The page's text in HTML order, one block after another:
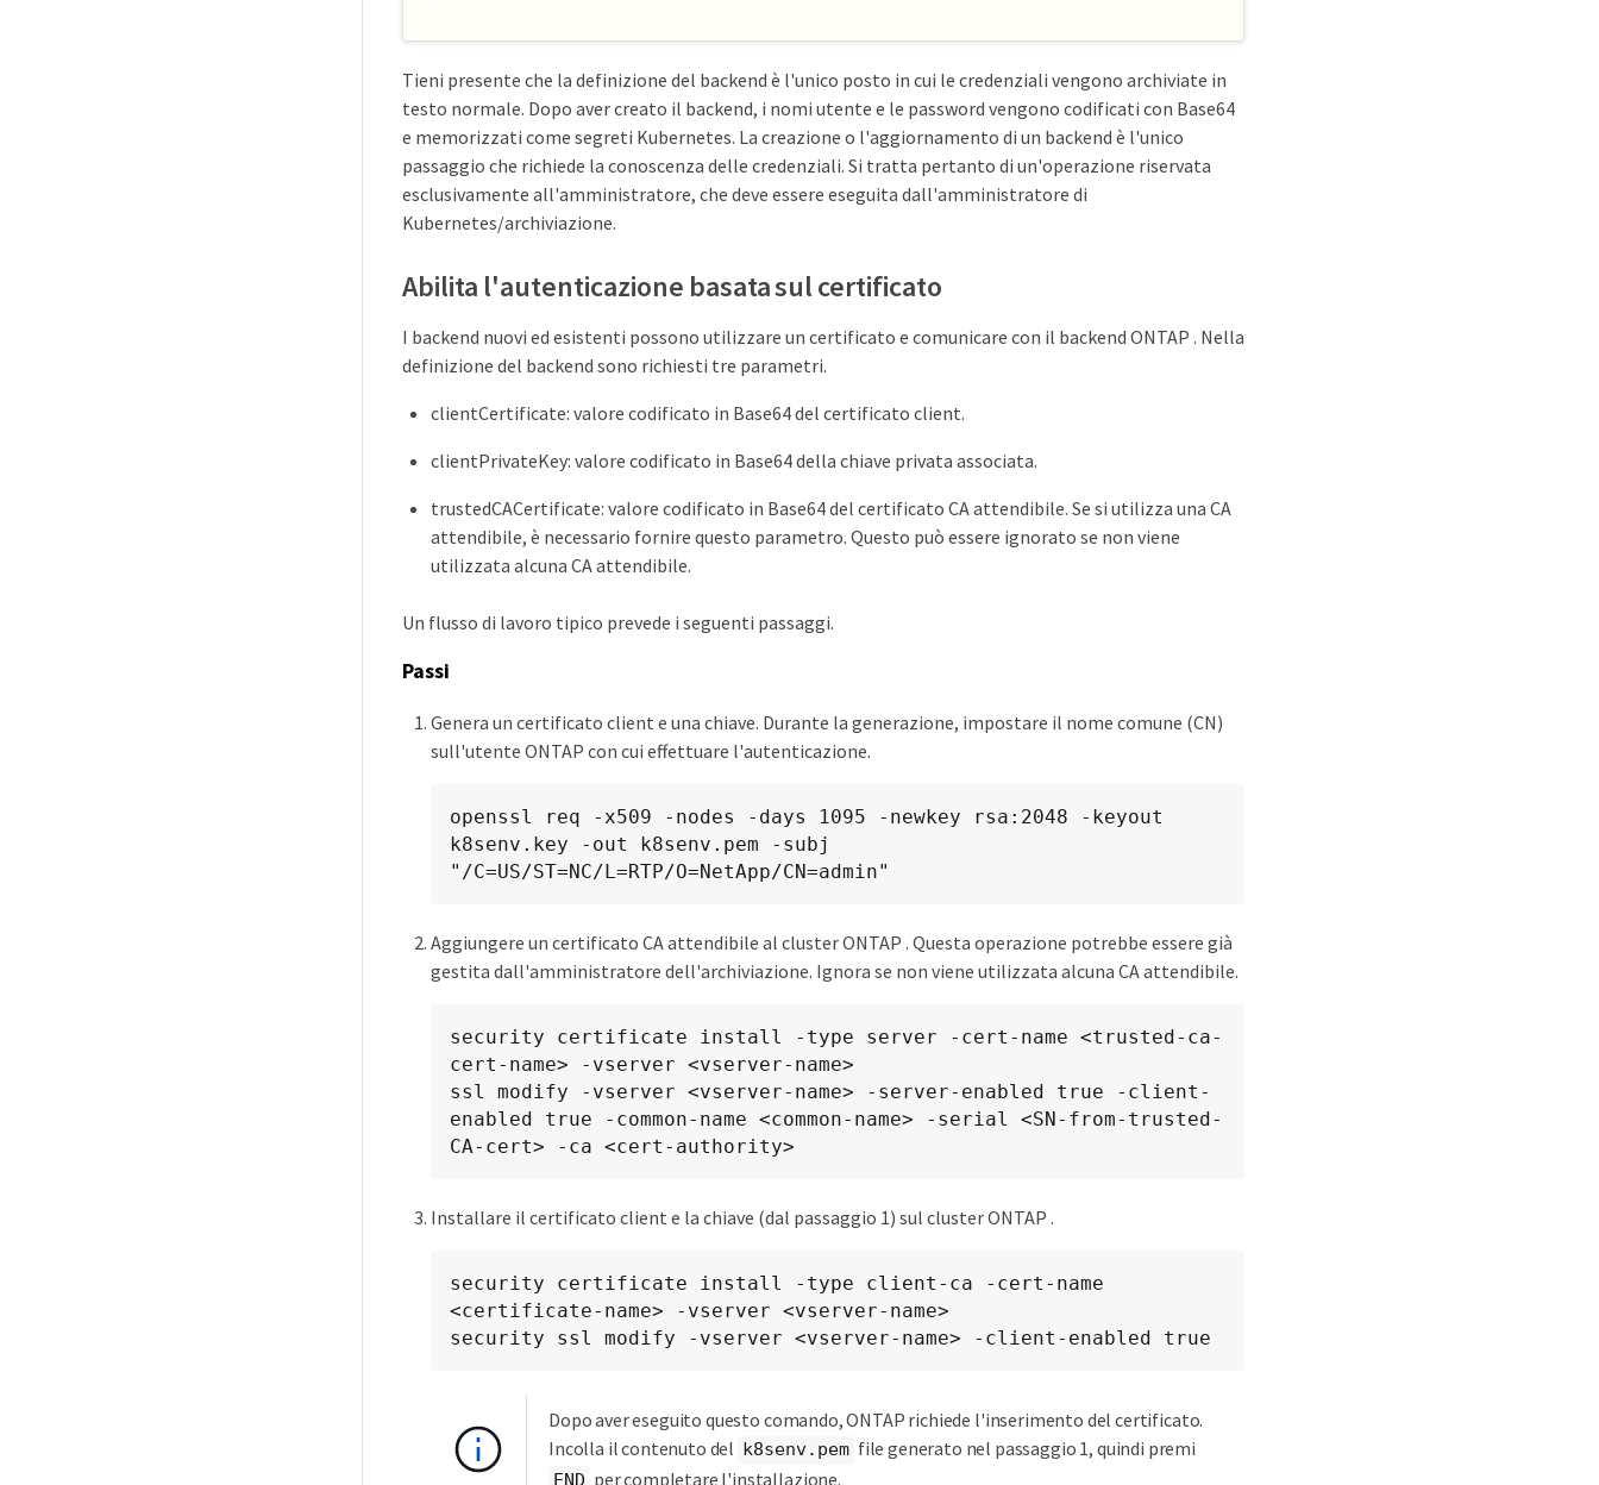
Tieni presente che la definizione del backend è l'unico posto in cui le credenziali vengono archiviate in
testo normale. Dopo aver creato il backend, i nomi utente e le password vengono codificati con Base64
e memorizzati come segreti Kubernetes. La creazione o l'aggiornamento di un backend è l'unico
passaggio che richiede la conoscenza delle credenziali. Si tratta pertanto di un'operazione riservata
esclusivamente all'amministratore, che deve essere eseguita dall'amministratore di
Kubernetes/archiviazione.
Abilita l'autenticazione basata sul certificato
I backend nuovi ed esistenti possono utilizzare un certificato e comunicare con il backend ONTAP . Nella
definizione del backend sono richiesti tre parametri.
clientCertificate: valore codificato in Base64 del certificato client.
clientPrivateKey: valore codificato in Base64 della chiave privata associata.
trustedCACertificate: valore codificato in Base64 del certificato CA attendibile. Se si utilizza una CA
attendibile, è necessario fornire questo parametro. Questo può essere ignorato se non viene
utilizzata alcuna CA attendibile.
Un flusso di lavoro tipico prevede i seguenti passaggi.
Passi
Genera un certificato client e una chiave. Durante la generazione, impostare il nome comune (CN)
sull'utente ONTAP con cui effettuare l'autenticazione.
openssl req -x509 -nodes -days 1095 -newkey rsa:2048 -keyout
k8senv.key -out k8senv.pem -subj
"/C=US/ST=NC/L=RTP/O=NetApp/CN=admin"
Aggiungere un certificato CA attendibile al cluster ONTAP . Questa operazione potrebbe essere già
gestita dall'amministratore dell'archiviazione. Ignora se non viene utilizzata alcuna CA attendibile.
security certificate install -type server -cert-name <trusted-ca-
cert-name> -vserver <vserver-name>
ssl modify -vserver <vserver-name> -server-enabled true -client-
enabled true -common-name <common-name> -serial <SN-from-trusted-
CA-cert> -ca <cert-authority>
Installare il certificato client e la chiave (dal passaggio 1) sul cluster ONTAP .
security certificate install -type client-ca -cert-name
<certificate-name> -vserver <vserver-name>
security ssl modify -vserver <vserver-name> -client-enabled true
Dopo aver eseguito questo comando, ONTAP richiede l'inserimento del certificato.
Incolla il contenuto del k8senv.pem file generato nel passaggio 1, quindi premi
END per completare l'installazione.